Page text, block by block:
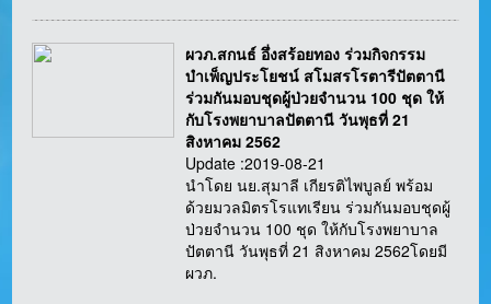
ผวภ.สกนธ์ อึ่งสร้อยทอง ร่วมกิจกรรม
บำเพ็ญประโยชน์ สโมสรโรตารีปัตตานี
ร่วมกันมอบชุดผู้ป่วยจำนวน 100 ชุด ให้
กับโรงพยาบาลปัตตานี วันพุธที่ 21
สิงหาคม 2562
Update :2019-08-21
นำโดย นย.สุมาลี เกียรติไพบูลย์ พร้อม
ด้วยมวลมิตรโรแทเรียน ร่วมกันมอบชุดผู้
ป่วยจำนวน 100 ชุด ให้กับโรงพยาบาล
ปัตตานี วันพุธที่ 21 สิงหาคม 2562โดยมี
ผวภ.